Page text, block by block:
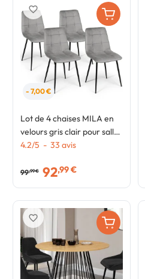
- 7,00 €
Lot de 4 chaises MILA en
velours gris clair pour salle
à manger
4.2/5 - 33 avis
99,99 € 92,99 €
favorite_border
favorite_border